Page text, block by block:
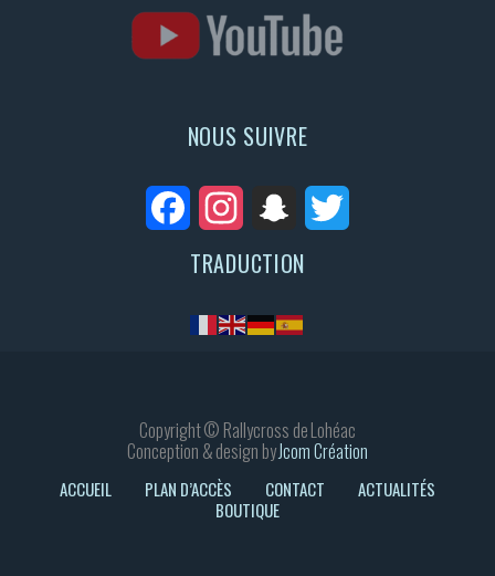
NOUS SUIVRE
FacebookInstagramSnapchat
TRADUCTION
Copyright © Rallycross de Lohéac
Conception & design byJcom Création
ACCUEIL PLAN D’ACCÈS CONTACT
ACTUALITÉS
BOUTIQUE